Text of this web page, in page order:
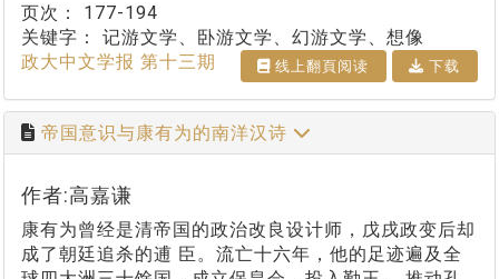
页次： 177-194
关键字： 记游文学、卧游文学、幻游文学、想像
政大中文学报 第十三期
线上翻⾴阅读 下载
帝国意识与康有为的南洋汉诗
作者:高嘉谦
康有为曾经是清帝国的政治改良设计师，戊戌政变后却
成了朝廷追杀的逋 臣。流亡十六年，他的足迹遍及全